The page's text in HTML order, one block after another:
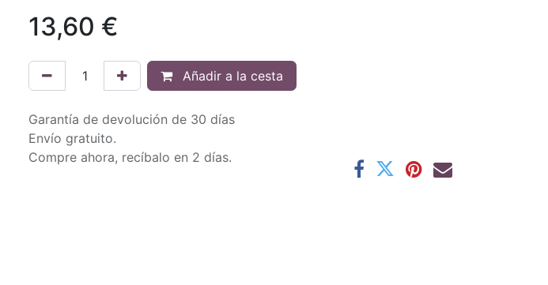
13,60 €
Añadir a la cesta
Garantía de devolución de 30 días
Envío gratuito.
Compre ahora, recíbalo en 2 días.